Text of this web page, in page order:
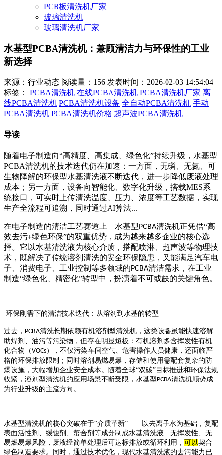
PCB板清洗机厂家
玻璃清洗机
玻璃清洗机厂家
水基型PCBA清洗机：兼顾清洁力与环保性的工业
新选择
来源：行业动态 阅读量：156 发表时间：2026-02-03 14:54:04
标签： PCBA清洗机 在线PCBA清洗机 PCBA清洗机厂家 离
线PCBA清洗机 PCBA清洗机设备 全自动PCBA清洗机 手动
PCBA清洗机 PCBA清洗机价格 超声波PCBA清洗机
导读
随着电子制造向“高精度、高集成、绿色化”持续升级，水基型
PCBA清洗机的技术迭代仍在加速：一方面，无磷、无氮、可
生物降解的环保型水基清洗液不断迭代，进一步降低废液处理
成本；另一方面，设备向智能化、数字化升级，搭载MES系
统接口，可实时上传清洗温度、压力、浓度等工艺数据，实现
生产全流程可追溯，同时通过AI算法...
在电子制造的清洁工艺赛道上，水基型PCBA清洗机正凭借“高
效去污+绿色环保”的双重优势，成为越来越多企业的核心选
择。它以水基清洗液为核心介质，搭配喷淋、超声波等物理技
术，既解决了传统溶剂清洗的安全环保隐患，又能满足汽车电
子、消费电子、工业控制等多领域的PCBA清洁需求，在工业
制造“绿色化、精密化”转型中，扮演着不可或缺的关键角色。
环保刚需下的清洁技术迭代：从溶剂到水基的转型
过去， PCBA清洗长期依赖有机溶剂型清洗机，这类设备虽能快速溶解
助焊剂、油污等污染物，但存在明显短板：有机溶剂多含挥发性有机
化合物（VOCs），不仅污染车间空气、危害操作人员健康，还面临严
格的环保排放限制；同时溶剂易燃易爆，存储和使用需配套复杂的防
爆设施，大幅增加企业安全成本。随着全球“双碳”目标推进和环保法规
收紧，溶剂型清洗机的应用场景不断受限，水基型PCBA清洗机顺势成
为行业升级的主流方向。
水基型清洗机的核心突破在于“介质革新”——以去离子水为基础，复配
表面活性剂、缓蚀剂、螯合剂等成分制成水基清洗液，无挥发性、无
易燃易爆风险，废液经简单处理后可达标排放或循环利用， 可以契合
绿色制造要求。同时，通过技术优化，现代水基清洗液的去污能力已